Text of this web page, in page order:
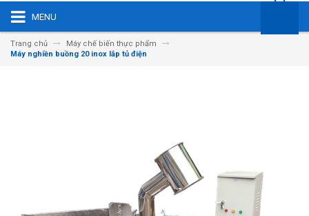
MENU
Trang chủ
Máy chế biến thực phẩm
Máy nghiền buồng 20 inox lắp tủ điện